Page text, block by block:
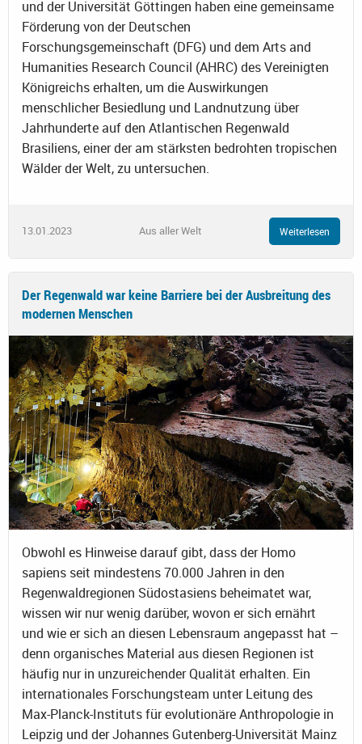
und der Universität Göttingen haben eine gemeinsame
Förderung von der Deutschen
Forschungsgemeinschaft (DFG) und dem Arts and
Humanities Research Council (AHRC) des Vereinigten
Königreichs erhalten, um die Auswirkungen
menschlicher Besiedlung und Landnutzung über
Jahrhunderte auf den Atlantischen Regenwald
Brasiliens, einer der am stärksten bedrohten tropischen
Wälder der Welt, zu untersuchen.
13.01.2023 Aus aller Welt Weiterlesen
Der Regenwald war keine Barriere bei der Ausbreitung des
modernen Menschen
Obwohl es Hinweise darauf gibt, dass der Homo
sapiens seit mindestens 70.000 Jahren in den
Regenwaldregionen Südostasiens beheimatet war,
wissen wir nur wenig darüber, wovon er sich ernährt
und wie er sich an diesen Lebensraum angepasst hat –
denn organisches Material aus diesen Regionen ist
häufig nur in unzureichender Qualität erhalten. Ein
internationales Forschungsteam unter Leitung des
Max-Planck-Instituts für evolutionäre Anthropologie in
Leipzig und der Johannes Gutenberg-Universität Mainz